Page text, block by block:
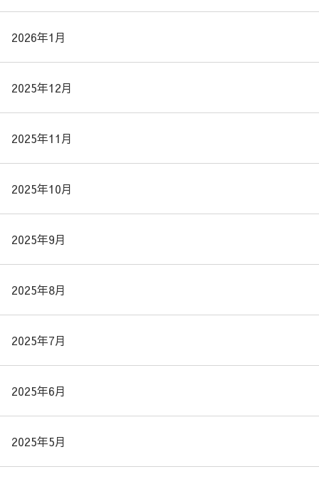
2026年1月
2025年12月
2025年11月
2025年10月
2025年9月
2025年8月
2025年7月
2025年6月
2025年5月